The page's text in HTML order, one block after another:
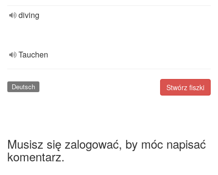
diving
Tauchen
Stwórz fiszki
Deutsch
Musisz się zalogować, by móc napisać
komentarz.